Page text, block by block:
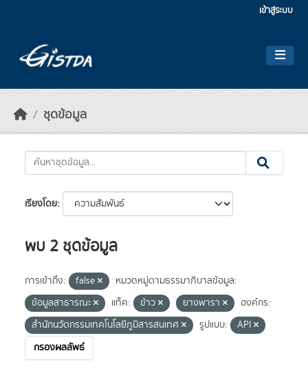
เข้าสู่ระบบ
ชุดข้อมูล
เรียงโดย
พบ 2 ชุดข้อมูล
การเข้าถึง: false
หมวดหมู่ตามธรรมาภิบาลข้อมูล:
ข้อมูลสาธารณะ
แท็ค: ข้าว ยางพารา
องค์กร:
สำนักนวัตกรรมเทคโนโลยีภูมิสารสนเทศ
รูปแบบ:
API
กรองผลลัพธ์